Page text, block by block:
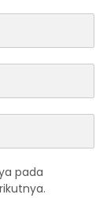
pada